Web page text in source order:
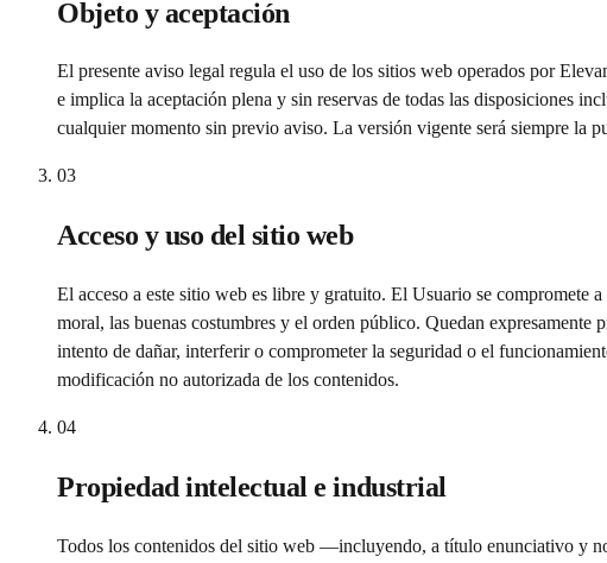
Objeto y aceptación
El presente aviso legal regula el uso de los sitios web operados por
e implica la aceptación plena y sin reservas de todas las disposiciones
cualquier momento sin previo aviso. La versión vigente será siempre la
03
Acceso y uso del sitio web
El acceso a este sitio web es libre y gratuito. El Usuario se compromete
moral, las buenas costumbres y el orden público. Quedan
intento de dañar, interferir o comprometer la seguridad o el
modificación no autorizada de los contenidos.
04
Propiedad intelectual e industrial
Todos los contenidos del sitio web —incluyendo, a título enunciativo y